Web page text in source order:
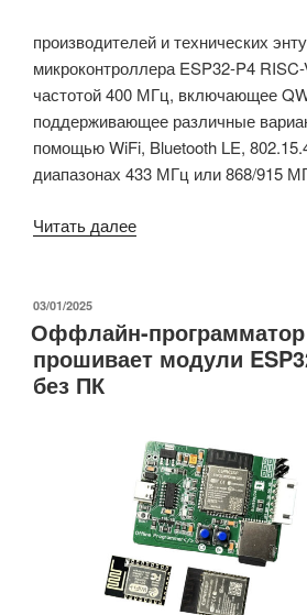
производителей и технических
микроконтроллера ESP32-P4 RISC-
частотой 400 МГц, включающее
поддерживающее различные
помощью WiFi, Bluetooth LE,
диапазонах 433 МГц или 868/915
Читать далее«Портативный
микроконтроллером
ESP32-
клавиатурой
QWERTY,
WiFi,
Bluetooth,
802.15.4
и
ОПУБЛИКОВАНО
03/01/2025
Оффлайн-программатор
прошивает модули
без ПК